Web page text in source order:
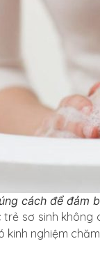
cách để đảm
trẻ sơ sinh không
kinh nghiệm